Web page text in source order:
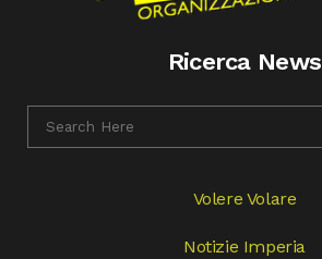
Ricerca News
Volere Volare
Notizie Imperia